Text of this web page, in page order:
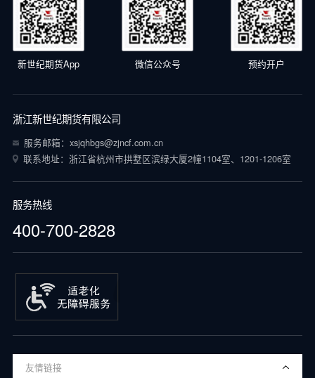
新世纪期货App 微信公众号 预约开户
浙江新世纪期货有限公司
服务邮箱：xsjqhbgs@zjncf.com.cn
联系地址：浙江省杭州市拱墅区滨绿大厦2幢1104室、1201-1206室
服务热线
400-700-2828
友情链接